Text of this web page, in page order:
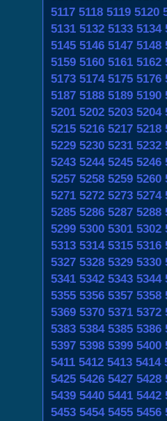
5117 5118 5119 5120
5131 5132 5133 5134
5145 5146 5147 5148
5159 5160 5161 5162
5173 5174 5175 5176
5187 5188 5189 5190
5201 5202 5203 5204
5215 5216 5217 5218
5229 5230 5231 5232
5243 5244 5245 5246
5257 5258 5259 5260
5271 5272 5273 5274
5285 5286 5287 5288
5299 5300 5301 5302
5313 5314 5315 5316
5327 5328 5329 5330
5341 5342 5343 5344
5355 5356 5357 5358
5369 5370 5371 5372
5383 5384 5385 5386
5397 5398 5399 5400
5411 5412 5413 5414
5425 5426 5427 5428
5439 5440 5441 5442
5453 5454 5455 5456